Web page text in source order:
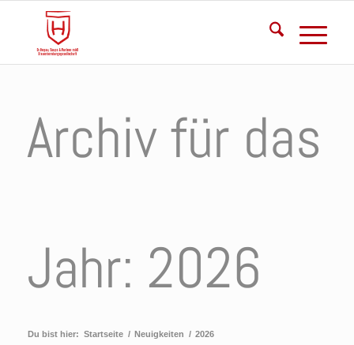
Archiv für das
Jahr: 2026
Du bist hier: Startseite / Neuigkeiten / 2026